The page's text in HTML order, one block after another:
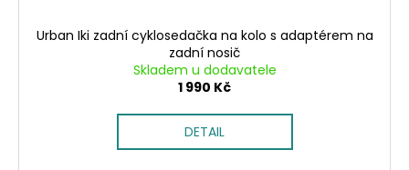
Urban Iki zadní cyklosedačka na kolo s adaptérem na
zadní nosič
Skladem u dodavatele
1 990 Kč
DETAIL